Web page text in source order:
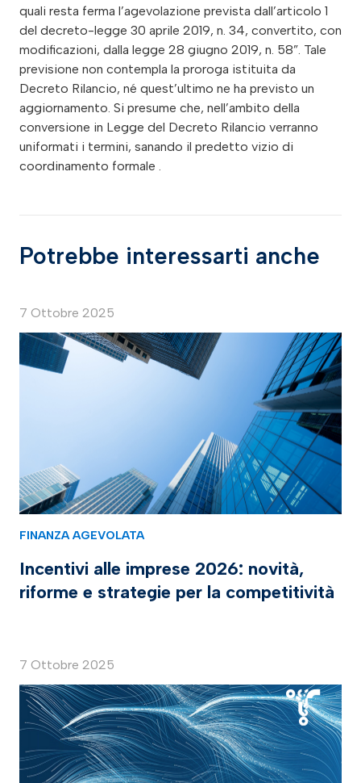
quali resta ferma l’agevolazione prevista dall’articolo 1
del decreto-legge 30 aprile 2019, n. 34, convertito, con
modificazioni, dalla legge 28 giugno 2019, n. 58”. Tale
previsione non contempla la proroga istituita da
Decreto Rilancio, né quest’ultimo ne ha previsto un
aggiornamento. Si presume che, nell’ambito della
conversione in Legge del Decreto Rilancio verranno
uniformati i termini, sanando il predetto vizio di
coordinamento formale .
Potrebbe interessarti anche
7 Ottobre 2025
FINANZA AGEVOLATA
Incentivi alle imprese 2026: novità,
riforme e strategie per la competitività
7 Ottobre 2025